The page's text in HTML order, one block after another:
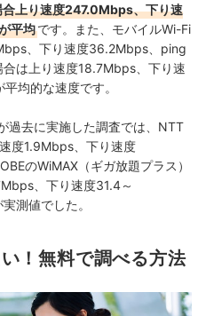
合上り速度247.0Mbps、下り速
平均です。また、モバイルWi-Fi
、下り速度36.2Mbps、ping
は上り速度18.7Mbps、下り速
均的な速度です。
過去に実施した調査では
NTT
速度1.9Mbps、下り速度
のWiMAX（ギガ放題プラス）
、 下り速度31.4～
測値でした。
！無料で調べる方法